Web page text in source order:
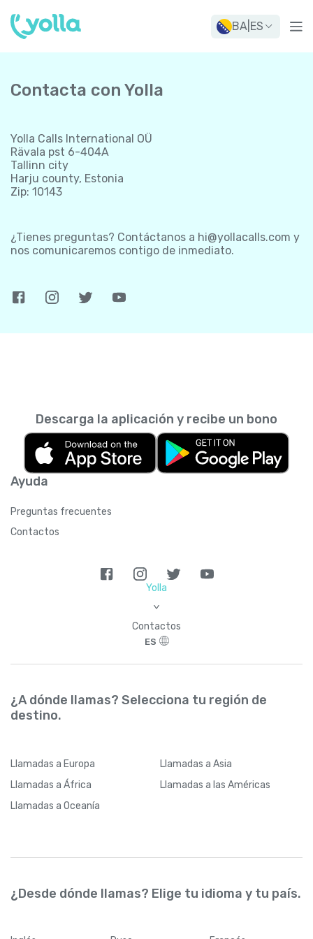
BA ES
Contacta con Yolla
Yolla Calls International OÜ
Rävala pst 6-404A
Tallinn city
Harju county, Estonia
Zip: 10143
¿Tienes preguntas? Contáctanos a hi@yollacalls.com y
nos comunicaremos contigo de inmediato.
Ayuda
Preguntas frecuentes
Contactos
Descarga la aplicación y recibe un bono
Yolla
>
Contactos
ES
¿A dónde llamas? Selecciona tu región de
destino.
Llamadas a Europa Llamadas a Asia
Llamadas a África Llamadas a las Américas
Llamadas a Oceanía
¿Desde dónde llamas? Elige tu idioma y tu país.